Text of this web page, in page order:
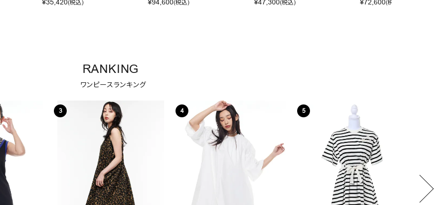
¥35,420(税込) ¥94,600(税込) ¥47,300(税込) ¥72,600(税込)
RANKING
ワンピースランキング